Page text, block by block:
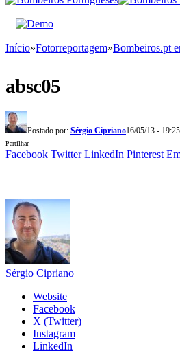
Início»Fotorreportagem»Bombeiros.pt
absc05
Postado por: Sérgio Cipriano16/05/13 - 19:25
Partilhar
Facebook Twitter LinkedIn Pinterest
Sérgio Cipriano
Website
Facebook
X (Twitter)
Instagram
LinkedIn